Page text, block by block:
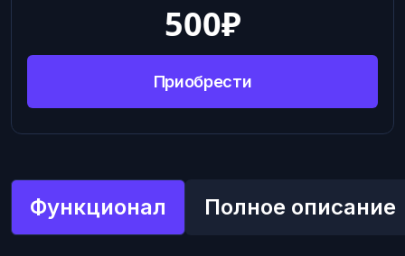
Функционал Полное описание
500₽
Приобрести